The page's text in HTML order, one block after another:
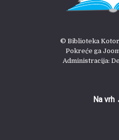
© Biblioteka
Pokreće ga
Administracija:
Na vrh